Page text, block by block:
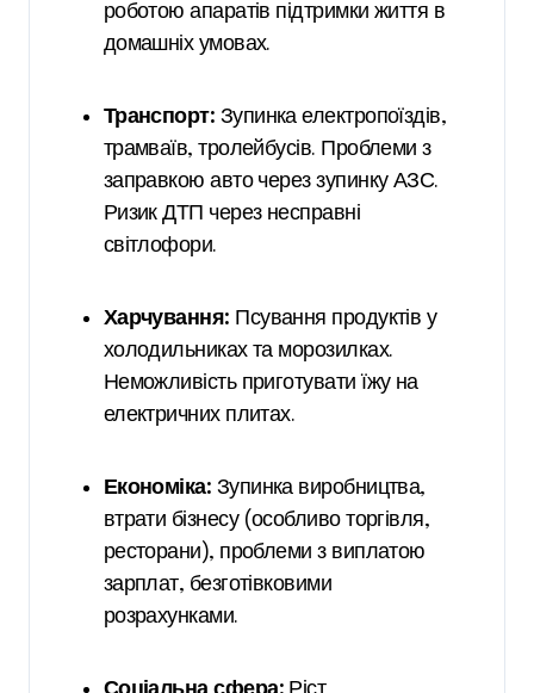
роботою апаратів підтримки життя в
домашніх умовах.
Транспорт: Зупинка електропоїздів,
трамваїв, тролейбусів. Проблеми з
заправкою авто через зупинку АЗС.
Ризик ДТП через несправні
світлофори.
Харчування: Псування продуктів у
холодильниках та морозилках.
Неможливість приготувати їжу на
електричних плитах.
Економіка: Зупинка виробництва,
втрати бізнесу (особливо торгівля,
ресторани), проблеми з виплатою
зарплат, безготівковими
розрахунками.